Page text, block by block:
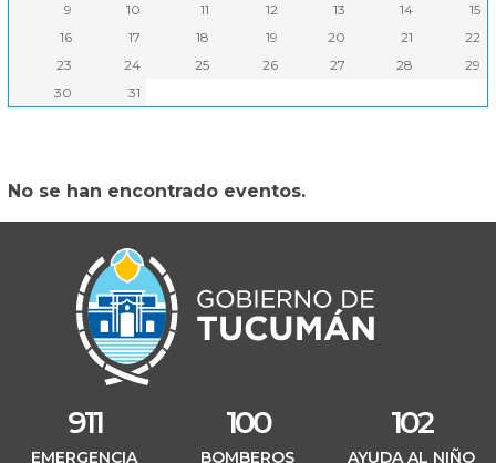
No se han encontrado eventos.
Producción
Oficiales
Salud
Cultura
9
10 11 12 13 14
15
16
17 18 19 20 21
22
23
24 25 26 27 28
29
30
31
911
EMERGENCIA
100
BOMBEROS
102
AYUDA AL NIÑO